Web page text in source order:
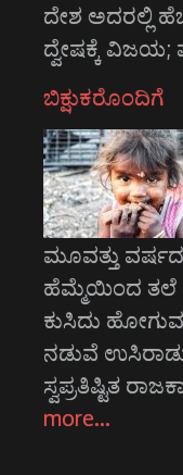
ದೇಶ ಅದರಲ್ಲಿ
ದ್ವೇಷಕ್ಕೆ ವಿಜಯ;
ಬಿಕ್ಷುಕರೊಂದಿಗೆ
ಮೂವತ್ತು ವರ್ಷದ
ಹೆಮ್ಮೆಯಿಂದ ತಲೆ
ಕುಸಿದು
ನಡುವೆ
ಸ್ವಪ್ರತಿಷ್ಟಿತ
more…